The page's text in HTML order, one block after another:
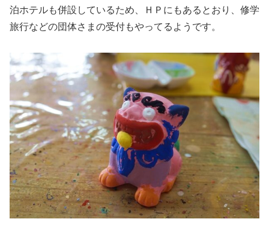
泊ホテルも併設しているため、ＨＰにもあるとおり、修学
旅行などの団体さまの受付もやってるようです。